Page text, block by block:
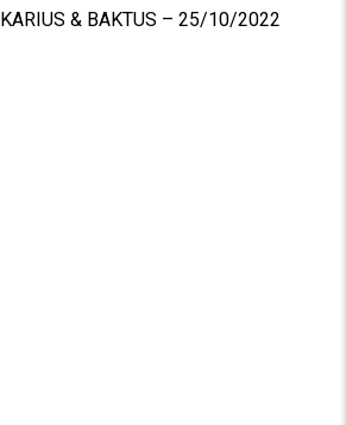
KARIUS & BAKTUS – 25/10/2022